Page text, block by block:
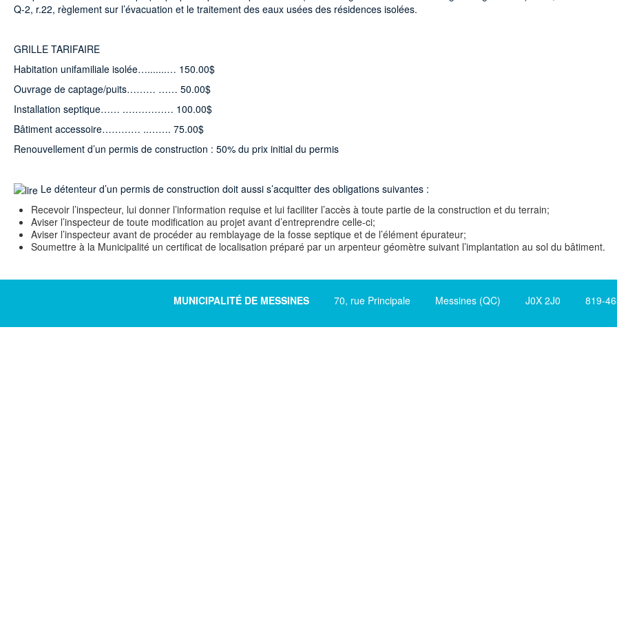
Q-2, r.22, règlement sur l’évacuation et le traitement des eaux usées des résidences isolées.
GRILLE TARIFAIRE
Habitation unifamiliale isolée….......… 150.00$
Ouvrage de captage/puits……… …… 50.00$
Installation septique…… .…………… 100.00$
Bâtiment accessoire………… ..……. 75.00$
Renouvellement d’un permis de construction : 50% du prix initial du permis
Le détenteur d’un permis de construction doit aussi s’acquitter des obligations suivantes :
Recevoir l’inspecteur, lui donner l’information requise et lui faciliter l’accès à toute partie de la construction et du terrain;
Aviser l’inspecteur de toute modification au projet avant d’entreprendre celle-ci;
Aviser l’inspecteur avant de procéder au remblayage de la fosse septique et de l’élément épurateur;
Soumettre à la Municipalité un certificat de localisation préparé par un arpenteur géomètre suivant l’implantation au sol du bâtiment.
MUNICIPALITÉ DE MESSINES 70, rue Principale Messines (QC) J0X 2J0 819-